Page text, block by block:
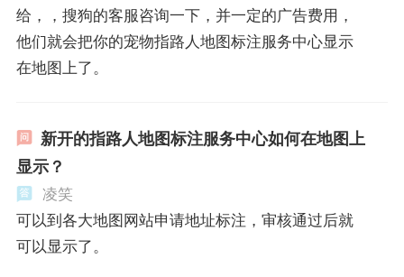
给，，搜狗的客服咨询一下，并一定的广告费用，
他们就会把你的宠物指路人地图标注服务中心显示
在地图上了。
新开的指路人地图标注服务中心如何在地图上
显示？
凌笑
可以到各大地图网站申请地址标注，审核通过后就
可以显示了。